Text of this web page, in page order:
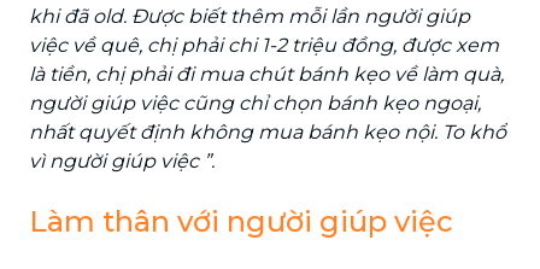
khi đã old. Được biết thêm mỗi lần người giúp
việc về quê, chị phải chi 1-2 triệu đồng, được xem
là tiền, chị phải đi mua chút bánh kẹo về làm quà,
người giúp việc cũng chỉ chọn bánh kẹo ngoại,
nhất quyết định không mua bánh kẹo nội. To khổ
vì người giúp việc ”.
Làm thân với người giúp việc